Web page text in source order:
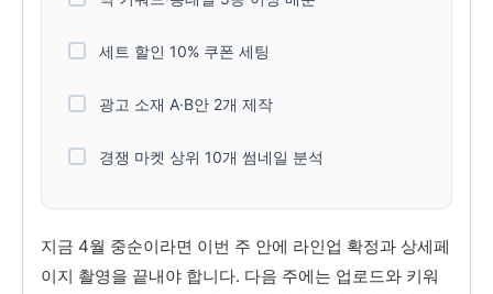
세트 할인 10% 쿠폰 세팅
광고 소재 A·B안 2개 제작
경쟁 마켓 상위 10개 썸네일 분석
지금 4월 중순이라면 이번 주 안에 라인업 확정과 상세페
이지 촬영을 끝내야 합니다. 다음 주에는 업로드와 키워